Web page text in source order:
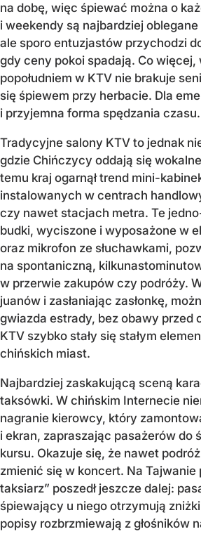
na dobę, więc śpiewać można o
i weekendy są najbardziej
ale sporo entuzjastów przychodzi
gdy ceny pokoi spadają. Co więcej,
popołudniem w KTV nie brakuje
się śpiewem przy herbacie. Dla
i przyjemna forma spędzania czasu.
Tradycyjne salony KTV to jednak
gdzie Chińczycy oddają się
temu kraj ogarnął trend mini-
instalowanych w centrach
czy nawet stacjach metra. Te
budki, wyciszone i wyposażone w
oraz mikrofon ze słuchawkami,
na spontaniczną,
w przerwie zakupów czy podróży.
juanów i zasłaniając zasłonkę,
gwiazda estrady, bez obawy przed
KTV szybko stały się stałym
chińskich miast.
Najbardziej zaskakującą sceną
taksówki. W chińskim Internecie
nagranie kierowcy, który
i ekran, zapraszając pasażerów do
kursu. Okazuje się, że nawet
zmienić się w koncert. Na Tajwanie
taksiarz” poszedł jeszcze dalej:
śpiewający u niego otrzymują
popisy rozbrzmiewają z głośników